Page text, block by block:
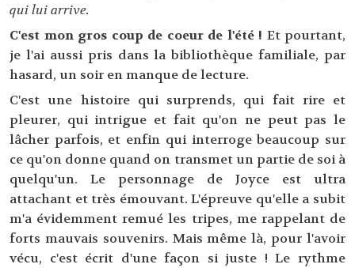
qui lui arrive.
C'est mon gros coup de coeur de l'été ! Et pourtant,
je l'ai aussi pris dans la bibliothèque familiale, par
hasard, un soir en manque de lecture.
C'est une histoire qui surprends, qui fait rire et
pleurer, qui intrigue et fait qu'on ne peut pas le
lâcher parfois, et enfin qui interroge beaucoup sur
ce qu'on donne quand on transmet un partie de soi à
quelqu'un. Le personnage de Joyce est ultra
attachant et très émouvant. L'épreuve qu'elle a subit
m'a évidemment remué les tripes, me rappelant de
forts mauvais souvenirs. Mais même là, pour l'avoir
vécu, c'est écrit d'une façon si juste ! Le rythme